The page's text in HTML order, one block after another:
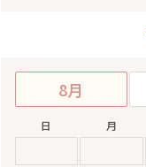
8月
日 月